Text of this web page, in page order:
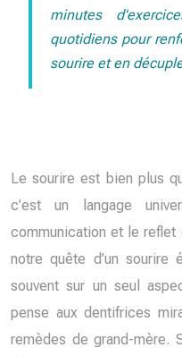
minutes
quotidiens pour
sourire et en
Le sourire est bien plus
c’est un langage
communication et le reflet
notre quête d’un sourire
souvent sur un seul
pense aux dentifrices
remèdes de grand-mère.